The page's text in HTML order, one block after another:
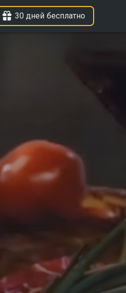
30 дней бесплатно